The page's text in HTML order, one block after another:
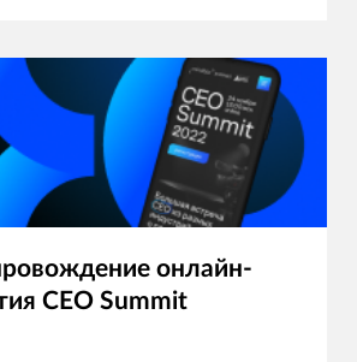
онлайн-
CEO Summit